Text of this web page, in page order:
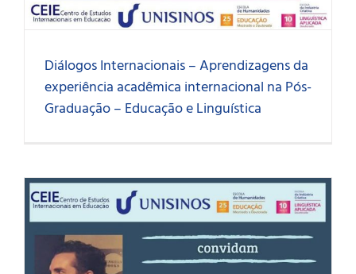
Diálogos Internacionais – Aprendizagens da
experiência acadêmica internacional na Pós-
Graduação – Educação e Linguística